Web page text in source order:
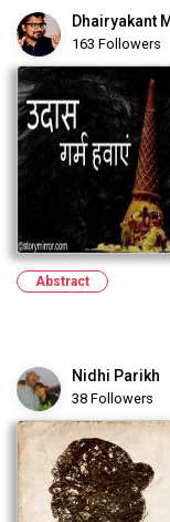
Dhairyakant
163 Followers
Abstract
Nidhi Parikh
38 Followers